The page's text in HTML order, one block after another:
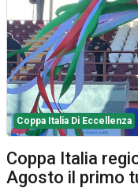
Coppa Italia Di Eccellenza
Coppa Italia
Agosto il primo